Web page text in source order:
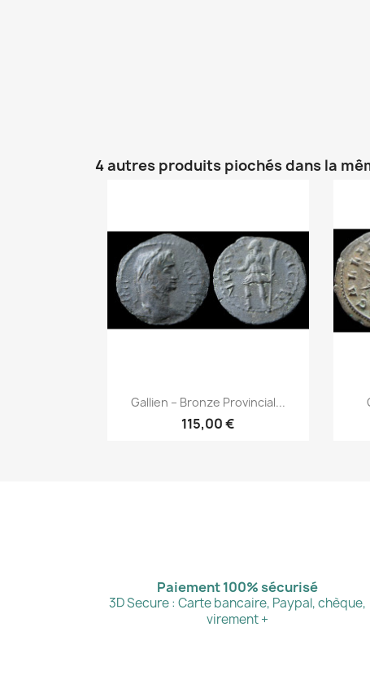
4 autres produits piochés dans la
 Aperçu rapide
Gallien – Bronze Provincial...
115,00 €
Paiement 100% sécurisé
3D Secure : Carte bancaire, Paypal, chèque,
virement +